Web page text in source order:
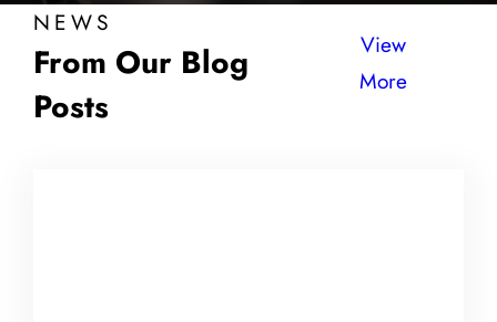
NEWS
From Our Blog
Posts
View
More